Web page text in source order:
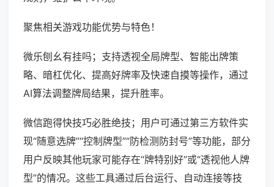
聚焦相关游戏功能优势与特色！
微乐刨幺有挂吗；支持透视全局牌型、智能出牌策
略、暗杠优化、提高好牌率及快速自摸等操作，通过
AI算法调整牌局结果，提升胜率。
微信跑得快技巧必胜绝技；用户可通过第三方软件实
现“随意选牌”“控制牌型”“防检测防封号”等功能，部分
用户反映其他玩家可能存在“牌特别好”或“透视他人牌
型”的情况。这些工具通过后台运行、自动连接等技